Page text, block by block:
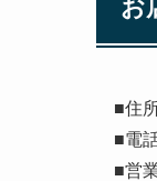
お
■住
■電
■営